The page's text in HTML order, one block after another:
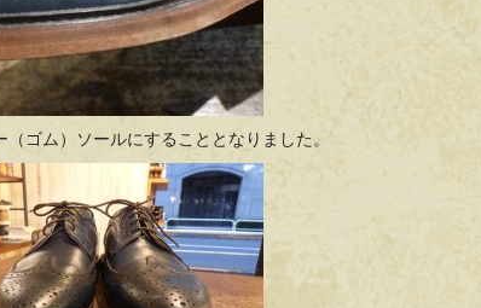
ゴム）ソールにすることとなりました。